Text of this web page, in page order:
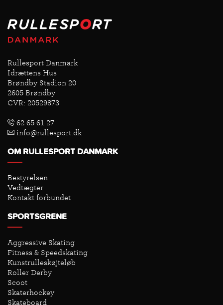
Rullesport Danmark
Idrættens Hus
Brøndby Stadion 20
2605 Brøndby
CVR: 20529873
62 65 61 27
info@rullesport.dk
OM RULLESPORT DANMARK
Bestyrelsen
Vedtægter
Kontakt forbundet
SPORTSGRENE
Aggressive Skating
Fitness & Speedskating
Kunstrulleskøjteløb
Roller Derby
Scoot
Skaterhockey
Skateboard